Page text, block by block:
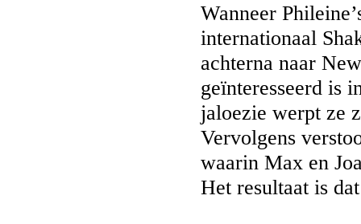
Wanneer
internationaal
achterna naar
geïnteresseerd is
jaloezie werpt ze
Vervolgens
waarin Max en
Het resultaat is